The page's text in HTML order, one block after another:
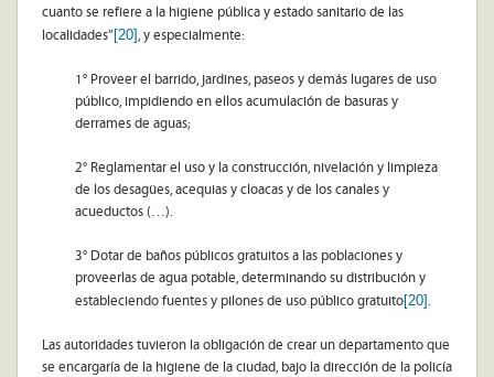
cuanto se refiere a la higiene pública y estado sanitario de las
localidades” [20] , y especialmente:
1° Proveer el barrido, jardines, paseos y demás lugares de uso
público, impidiendo en ellos acumulación de basuras y
derrames de aguas;
2° Reglamentar el uso y la construcción, nivelación y limpieza
de los desagües, acequias y cloacas y de los canales y
acueductos (…).
3° Dotar de baños públicos gratuitos a las poblaciones y
proveerlas de agua potable, determinando su distribución y
estableciendo fuentes y pilones de uso público gratuito[20].
Las autoridades tuvieron la obligación de crear un departamento que
se encargaría de la higiene de la ciudad, bajo la dirección de la policía